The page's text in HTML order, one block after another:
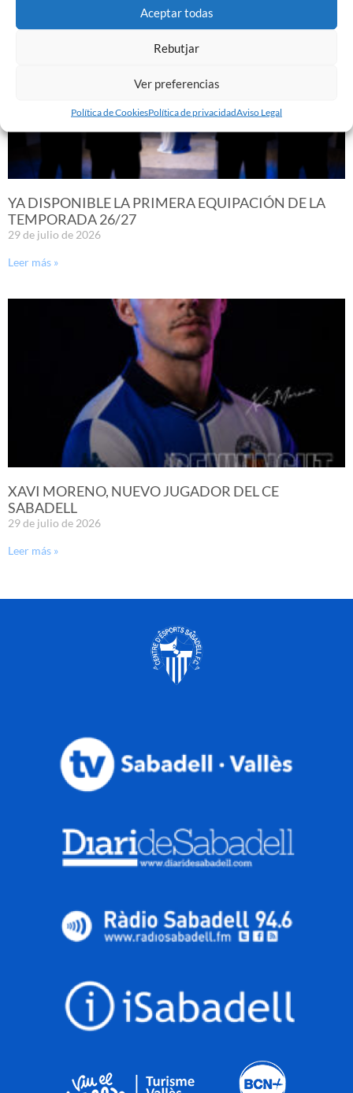
Aceptar todas
Rebutjar
Ver preferencias
Política de CookiesPolítica de privacidadAviso Legal
YA DISPONIBLE LA PRIMERA EQUIPACIÓN DE LA
TEMPORADA 26/27
29 de julio de 2026
Leer más »
XAVI MORENO, NUEVO JUGADOR DEL CE
SABADELL
29 de julio de 2026
Leer más »